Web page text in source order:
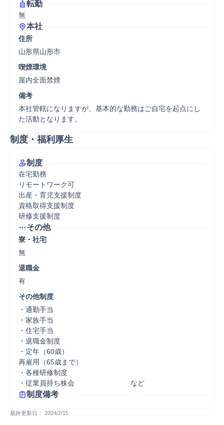
転勤
無
本社
住所
山形県山形市
喫煙環境
屋内全面禁煙
備考
本社管轄になりますが、基本的な勤務はご自宅を起点にし
た活動となります。
制度・福利厚生
制度
在宅勤務
リモートワーク可
出産・育児支援制度
資格取得支援制度
研修支援制度
その他
寮・社宅
無
退職金
有
その他制度
・通勤手当
・家族手当
・住宅手当
・退職金制度
・定年（60歳）
再雇用（65歳まで）
・各種研修制度
・従業員持ち株会　　　　　　　　など
制度備考
最終更新日： 2024/2/15